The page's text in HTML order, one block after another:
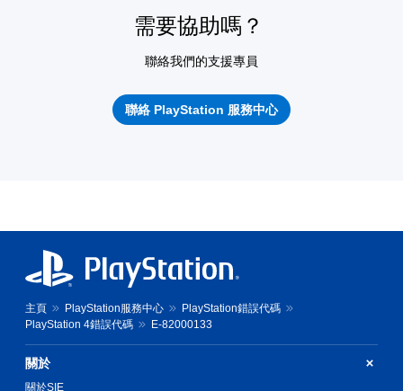
需要協助嗎？
聯絡我們的支援專員
聯絡 PlayStation 服務中心
主頁 PlayStation服務中心
PlayStation錯誤代碼
PlayStation 4錯誤代碼
E-82000133
關於
關於SIE